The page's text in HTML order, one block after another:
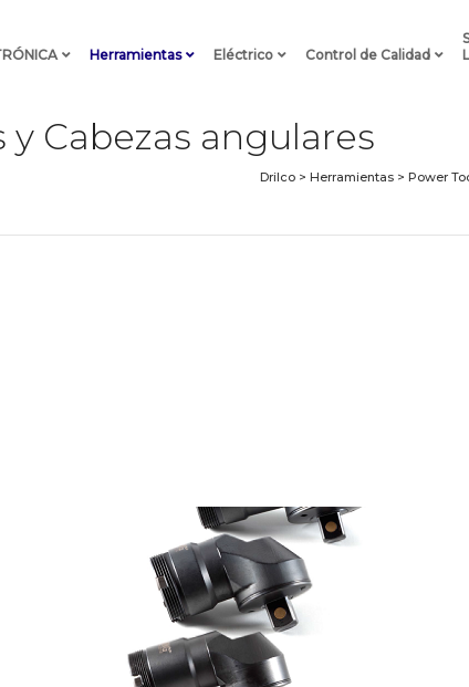
Herramientas Eléctrico Control de Calidad
Cabezas angulares
Drilco > Herramientas > Power